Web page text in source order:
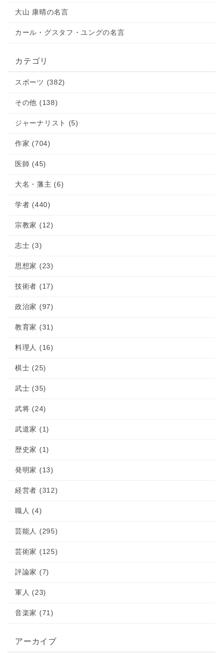
大山 康晴の名言
カール・グスタフ・ユングの名言
カテゴリ
スポーツ (382)
その他 (138)
ジャーナリスト (5)
作家 (704)
医師 (45)
大名・藩主 (6)
学者 (440)
宗教家 (12)
志士 (3)
思想家 (23)
技術者 (17)
政治家 (97)
教育家 (31)
料理人 (16)
棋士 (25)
武士 (35)
武将 (24)
武道家 (1)
歴史家 (1)
発明家 (13)
経営者 (312)
職人 (4)
芸能人 (295)
芸術家 (125)
評論家 (7)
軍人 (23)
音楽家 (71)
アーカイブ